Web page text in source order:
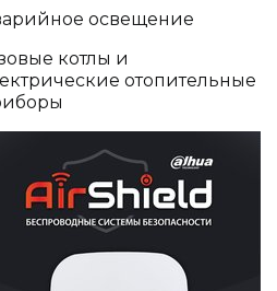
освещение
котлы и
отопительные